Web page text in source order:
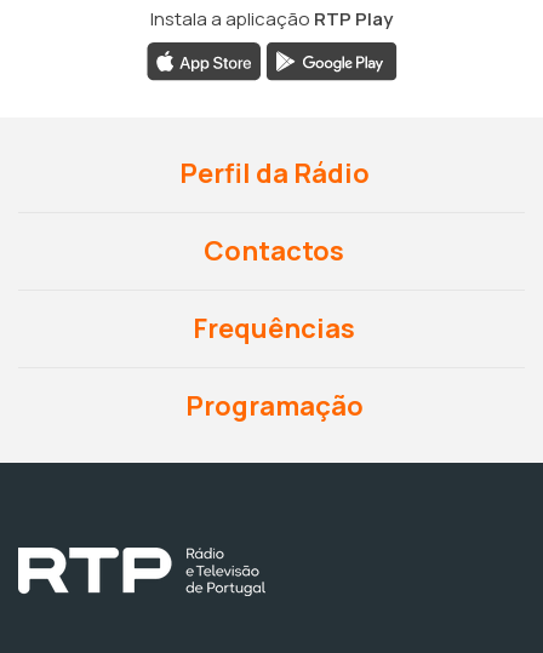
Instala a aplicação RTP Play
Perfil da Rádio
Contactos
Frequências
Programação